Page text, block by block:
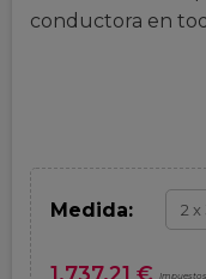
conductora en
Medida:
1.737,21 €